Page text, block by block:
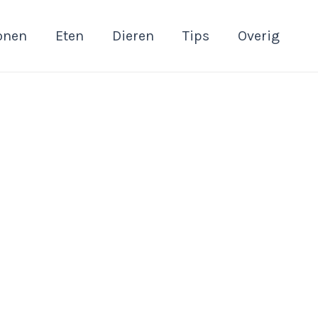
Eten Dieren Tips Overig